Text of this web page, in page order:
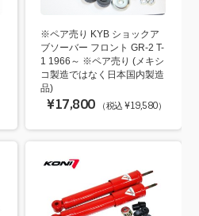
※ペア売り KYB ショックア
ブソーバー フロント GR-2 T-
1 1966～ ※ペア売り (メキシ
コ製造ではなく日本国内製造
品)
¥17,800 （税込 ¥19,580）